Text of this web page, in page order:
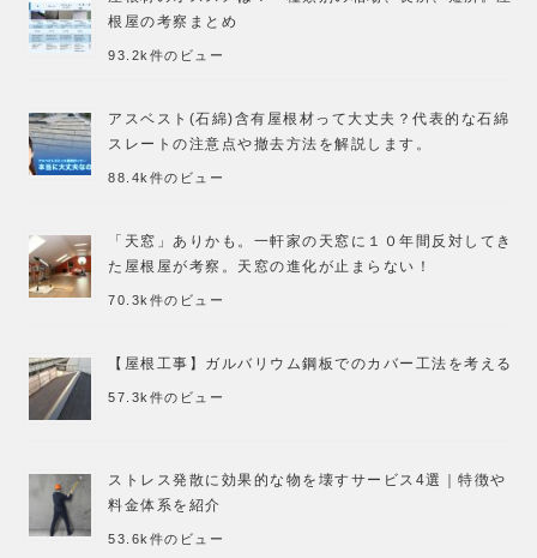
根屋の考察まとめ
93.2k件のビュー
アスベスト(石綿)含有屋根材って大丈夫？代表的な石綿
スレートの注意点や撤去方法を解説します。
88.4k件のビュー
「天窓」ありかも。一軒家の天窓に１０年間反対してき
た屋根屋が考察。天窓の進化が止まらない！
70.3k件のビュー
【屋根工事】ガルバリウム鋼板でのカバー工法を考える
57.3k件のビュー
ストレス発散に効果的な物を壊すサービス4選｜特徴や
料金体系を紹介
53.6k件のビュー